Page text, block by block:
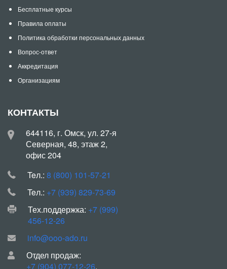
Бесплатные курсы
Правила оплаты
Политика обработки персональных данных
Вопрос-ответ
Аккредитация
Организациям
КОНТАКТЫ
644116, г. Омск, ул. 27-я
Северная, 48, этаж 2,
офис 204
Teл.: 8 (800) 101-57-21
Teл.: +7 (939) 829-73-69
Тех.поддержка: +7 (999)
456-12-26
info@ooo-ado.ru
Отдел продаж:
+7 (904) 077-12-26,